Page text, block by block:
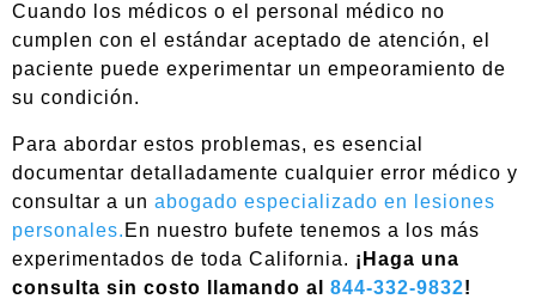
Cuando los médicos o el personal médico no
cumplen con el estándar aceptado de atención, el
paciente puede experimentar un empeoramiento de
su condición.
Para abordar estos problemas, es esencial
documentar detalladamente cualquier error médico y
consultar a un abogado especializado en lesiones
personales. En nuestro bufete tenemos a los más
experimentados de toda California. ¡Haga una
consulta sin costo llamando al 844-332-9832!